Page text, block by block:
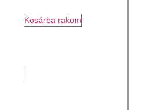
Kosárba rakom